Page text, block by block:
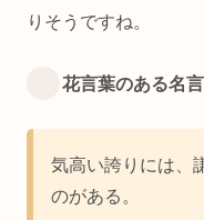
りそうですね。
花言葉のある名言
気高い誇りには、
のがある。